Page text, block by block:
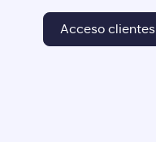
Acceso clientes